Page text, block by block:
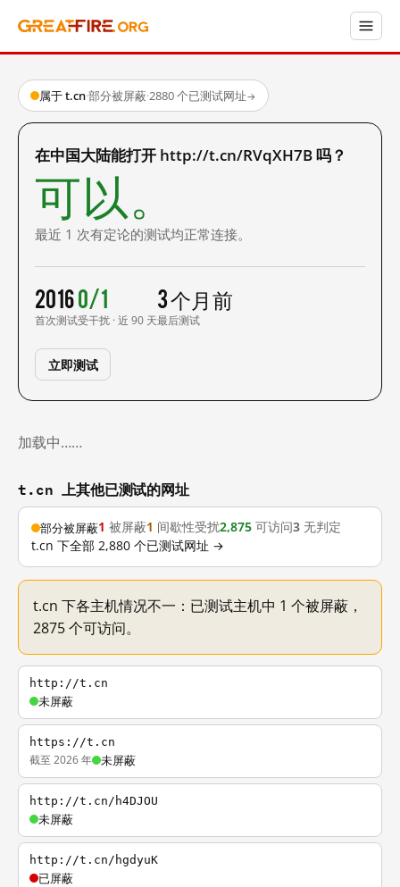
属于 t.cn·部分被屏蔽·2880 个已测试网址→
在中国大陆能打开 http://t.cn/RVqXH7B 吗？
可以。
最近 1 次有定论的测试均正常连接。
2016
首次测试
0/1
受干扰 · 近 90 天
3 个月前
最后测试
立即测试
加载中……
t.cn 上其他已测试的网址
部分被屏蔽1 被屏蔽1 间歇性受扰2,875 可访问3 无判定
t.cn 下全部 2,880 个已测试网址 →
t.cn 下各主机情况不一：已测试主机中 1 个被屏蔽，
2875 个可访问。
http://t.cn
未屏蔽
https://t.cn
截至 2026 年 未屏蔽
http://t.cn/h4DJOU
未屏蔽
http://t.cn/hgdyuK
已屏蔽